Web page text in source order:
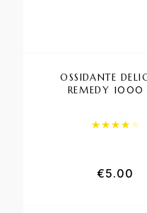
OSSIDANTE
REMEDY 1000
€5.00